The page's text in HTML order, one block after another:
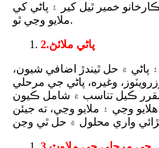
خمير ٿيل کير ۽ پاڻي کي
ملايو وڃي ٿو.
2.پاڻي ملائڻ
پاڻي ۾ حل ٿيندڙ اضافي شيون،
وغيره، پاڻي جي مرحلي
ڪيل تناسب ۾ شامل ڪيون
وڃي ۽ ملايو وڃي، ته جيئن